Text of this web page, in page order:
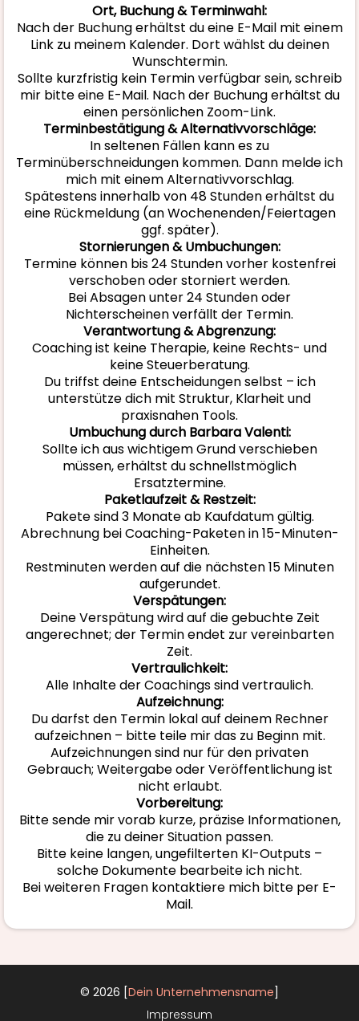
Ort, Buchung & Terminwahl:
Nach der Buchung erhältst du eine E-Mail mit einem
Link zu meinem Kalender. Dort wählst du deinen
Wunschtermin.
Sollte kurzfristig kein Termin verfügbar sein, schreib
mir bitte eine E-Mail. Nach der Buchung erhältst du
einen persönlichen Zoom-Link.
Terminbestätigung & Alternativvorschläge:
In seltenen Fällen kann es zu
Terminüberschneidungen kommen. Dann melde ich
mich mit einem Alternativvorschlag.
Spätestens innerhalb von 48 Stunden erhältst du
eine Rückmeldung (an Wochenenden/Feiertagen
ggf. später).
Stornierungen & Umbuchungen:
Termine können bis 24 Stunden vorher kostenfrei
verschoben oder storniert werden.
Bei Absagen unter 24 Stunden oder
Nichterscheinen verfällt der Termin.
Verantwortung & Abgrenzung:
Coaching ist keine Therapie, keine Rechts- und
keine Steuerberatung.
Du triffst deine Entscheidungen selbst – ich
unterstütze dich mit Struktur, Klarheit und
praxisnahen Tools.
Umbuchung durch Barbara Valenti:
Sollte ich aus wichtigem Grund verschieben
müssen, erhältst du schnellstmöglich
Ersatztermine.
Paketlaufzeit & Restzeit:
Pakete sind 3 Monate ab Kaufdatum gültig.
Abrechnung bei Coaching-Paketen in 15-Minuten-
Einheiten.
Restminuten werden auf die nächsten 15 Minuten
aufgerundet.
Verspätungen:
Deine Verspätung wird auf die gebuchte Zeit
angerechnet; der Termin endet zur vereinbarten
Zeit.
Vertraulichkeit:
Alle Inhalte der Coachings sind vertraulich.
Aufzeichnung:
Du darfst den Termin lokal auf deinem Rechner
aufzeichnen – bitte teile mir das zu Beginn mit.
Aufzeichnungen sind nur für den privaten
Gebrauch; Weitergabe oder Veröffentlichung ist
nicht erlaubt.
Vorbereitung:
Bitte sende mir vorab kurze, präzise Informationen,
die zu deiner Situation passen.
Bitte keine langen, ungefilterten KI-Outputs –
solche Dokumente bearbeite ich nicht.
Bei weiteren Fragen kontaktiere mich bitte per E-
Mail.
© 2026 [Dein Unternehmensname]
Impressum